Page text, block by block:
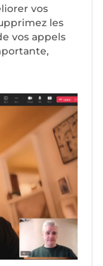
vos
les
vos appels